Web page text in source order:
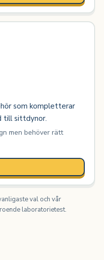
som kompletterar
till sittdynor.
men behöver rätt
val och vår
laboratorietest.